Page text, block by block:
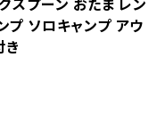
スプーン おたま レン
プ ソロキャンプ アウ
き